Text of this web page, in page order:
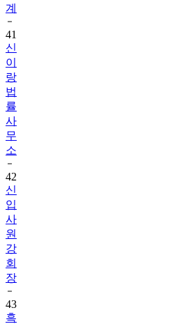
계
41
신
이
랑
법
률
사
무
소
42
신
입
사
원
강
회
장
43
흑